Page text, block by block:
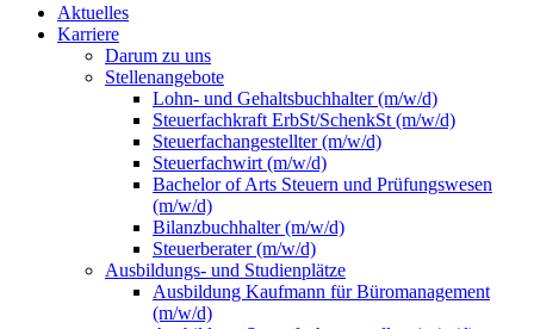
Aktuelles
Karriere
Darum zu uns
Stellenangebote
Lohn- und Gehaltsbuchhalter (m/w/d)
Steuerfachkraft ErbSt/SchenkSt (m/w/d)
Steuerfachangestellter (m/w/d)
Steuerfachwirt (m/w/d)
Bachelor of Arts Steuern und Prüfungswesen
(m/w/d)
Bilanzbuchhalter (m/w/d)
Steuerberater (m/w/d)
Ausbildungs- und Studienplätze
Ausbildung Kaufmann für Büromanagement
(m/w/d)